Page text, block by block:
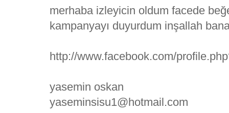
merhaba izleyicin oldum facede
kampanyayı duyurdum inşallah
http://www.facebook.com/
yasemin oskan
yaseminsisu1@hotmail.com